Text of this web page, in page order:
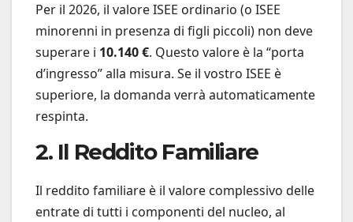
Per il 2026, il valore ISEE ordinario (o ISEE
minorenni in presenza di figli piccoli) non deve
superare i 10.140 €. Questo valore è la “porta
d’ingresso” alla misura. Se il vostro ISEE è
superiore, la domanda verrà automaticamente
respinta.
2. Il Reddito Familiare
Il reddito familiare è il valore complessivo delle
entrate di tutti i componenti del nucleo, al